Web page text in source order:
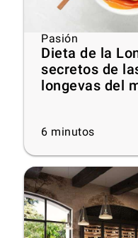
Pasión
Dieta de la
secretos de
longevas del
6 minutos